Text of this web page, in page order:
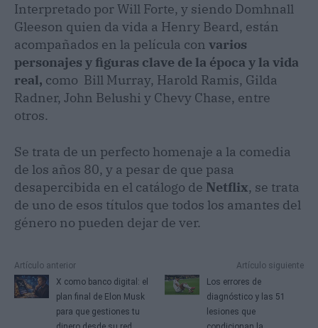
Interpretado por Will Forte, y siendo Domhnall
Gleeson quien da vida a Henry Beard, están
acompañados en la película con varios
personajes y figuras clave de la época y la vida
real, como Bill Murray, Harold Ramis, Gilda
Radner, John Belushi y Chevy Chase, entre
otros.
Se trata de un perfecto homenaje a la comedia
de los años 80, y a pesar de que pasa
desapercibida en el catálogo de Netflix, se trata
de uno de esos títulos que todos los amantes del
género no pueden dejar de ver.
Artículo anterior
X como banco digital: el
plan final de Elon Musk
para que gestiones tu
Artículo siguiente
Los errores de
diagnóstico y las 51
lesiones que